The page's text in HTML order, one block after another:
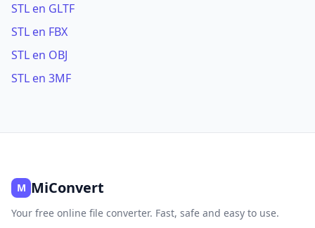
STL en GLTF
STL en FBX
STL en OBJ
STL en 3MF
M MiConvert
Your free online file converter. Fast, safe and easy to use.